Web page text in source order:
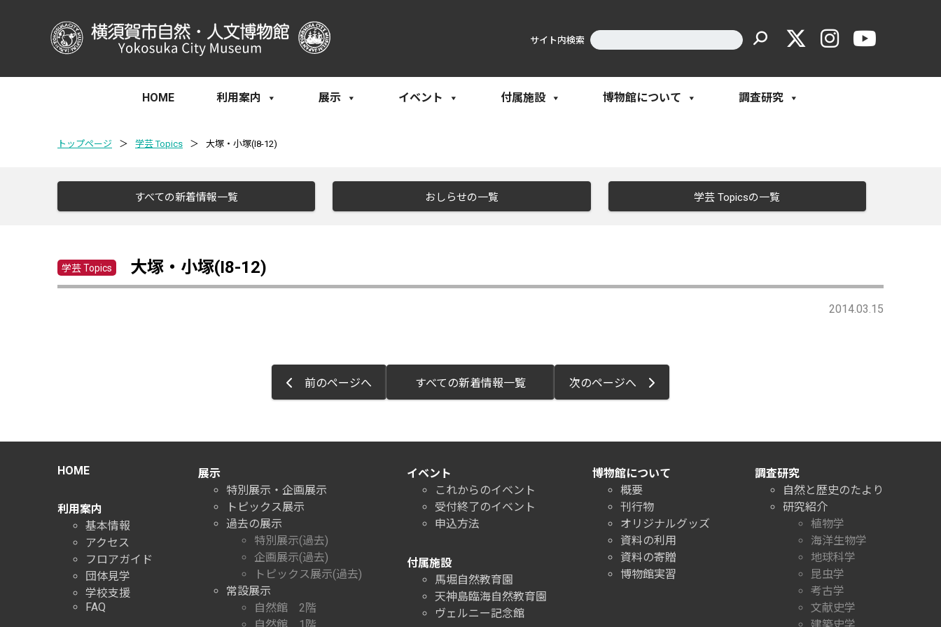
サイト内検索
HOME 利用案内 展示 イベント 付属施設 博物館について 調査研究
トップページ ＞ 学芸 Topics ＞ 大塚・小塚(I8-12)
すべての新着情報一覧 おしらせの一覧 学芸 Topicsの一覧
学芸 Topics 大塚・小塚(I8-12)
2014.03.15
前のページへ すべての新着情報一覧 次のページへ
HOME
利用案内
基本情報
アクセス
フロアガイド
団体見学
学校支援
FAQ
展示
特別展示・企画展示
トピックス展示
過去の展示
特別展示(過去)
企画展示(過去)
トピックス展示(過去)
常設展示
自然館 2階
イベント
これからのイベント
受付終了のイベント
申込方法
付属施設
馬堀自然教育園
天神島臨海自然教育園
ヴェルニー記念館
博物館について
概要
刊行物
オリジナルグッズ
資料の利用
資料の寄贈
博物館実習
調査研究
自然と歴史のたより
研究紹介
植物学
海洋生物学
地球科学
昆虫学
考古学
文献史学